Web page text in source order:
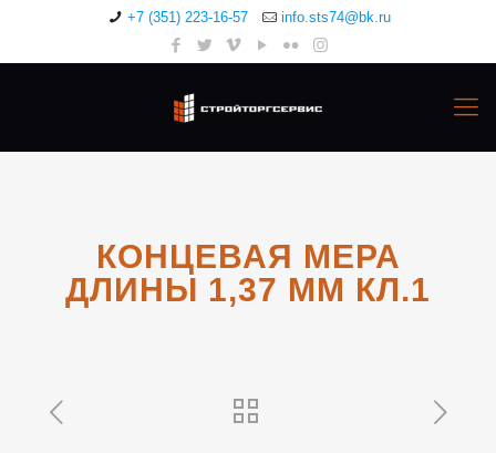
+7 (351) 223-16-57 info.sts74@bk.ru
КОНЦЕВАЯ МЕРА
ДЛИНЫ 1,37 ММ КЛ.1